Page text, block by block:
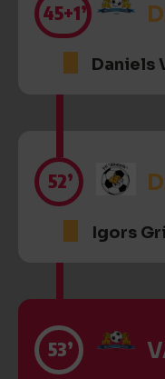
45+1’
Daniels
52’
Igors
53’